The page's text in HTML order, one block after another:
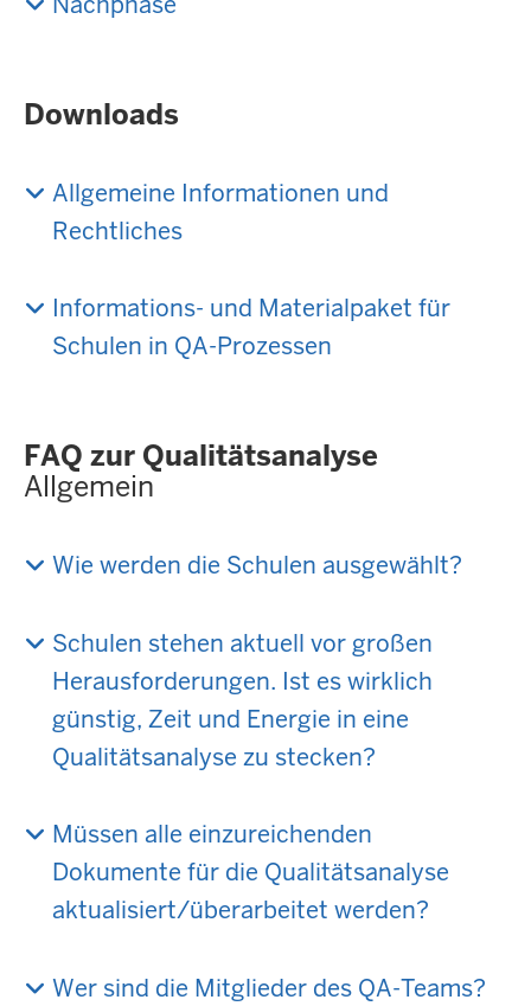
Downloads
Allgemeine Informationen und
Rechtliches
Informations- und Materialpaket für
Schulen in QA-Prozessen
FAQ zur Qualitätsanalyse
Allgemein
Wie werden die Schulen ausgewählt?
Schulen stehen aktuell vor großen
Herausforderungen. Ist es wirklich
günstig, Zeit und Energie in eine
Qualitätsanalyse zu stecken?
Müssen alle einzureichenden
Dokumente für die Qualitätsanalyse
aktualisiert/überarbeitet werden?
Wer sind die Mitglieder des QA-Teams?